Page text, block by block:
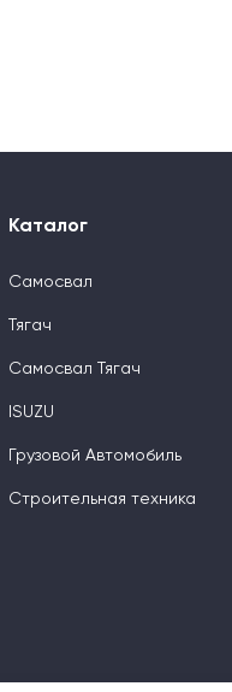
Каталог
Самосвал
Тягач
Самосвал Тягач
ISUZU
Грузовой Автомобиль
Строительная техника